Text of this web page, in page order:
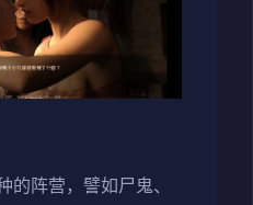
的阵营，譬如尸鬼、